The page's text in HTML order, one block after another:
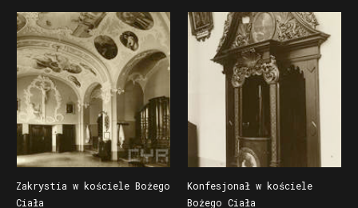
Zakrystia w kościele Bożego
Ciała
Konfesjonał w kościele
Bożego Ciała